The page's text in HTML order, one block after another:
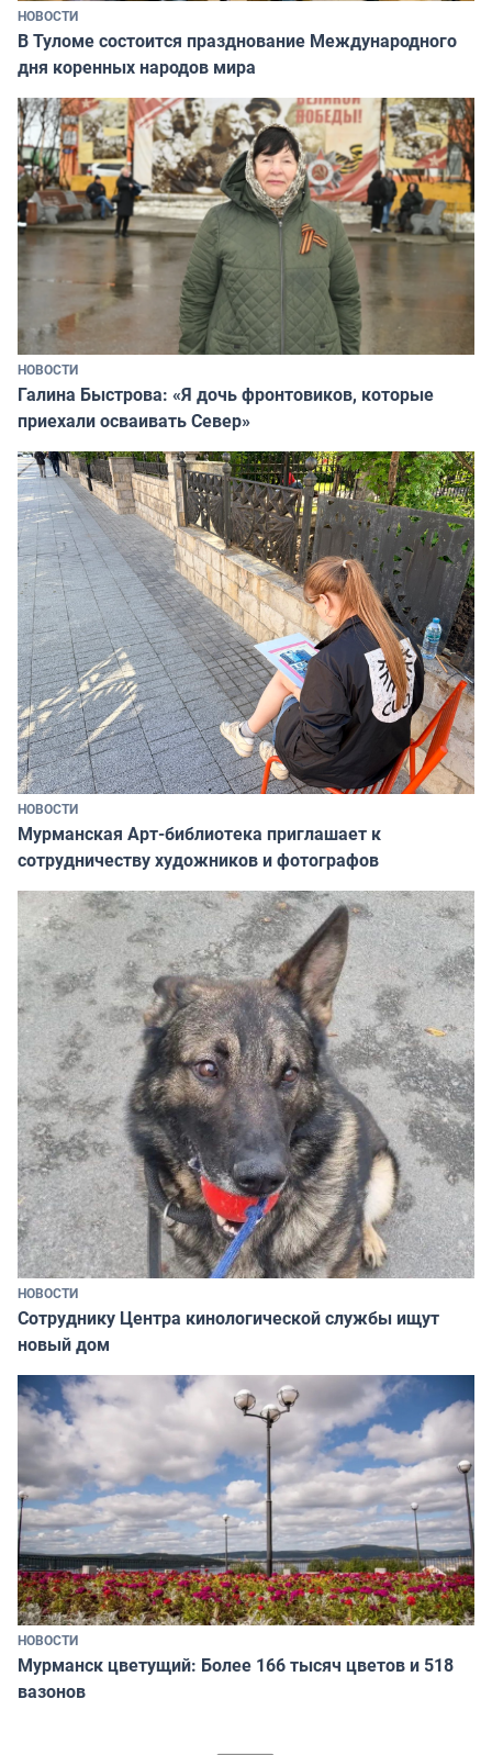
НОВОСТИ
В Туломе состоится празднование Международного
дня коренных народов мира
НОВОСТИ
Галина Быстрова: «Я дочь фронтовиков, которые
приехали осваивать Север»
НОВОСТИ
Мурманская Арт-библиотека приглашает к
сотрудничеству художников и фотографов
НОВОСТИ
Сотруднику Центра кинологической службы ищут
новый дом
НОВОСТИ
Мурманск цветущий: Более 166 тысяч цветов и 518
вазонов